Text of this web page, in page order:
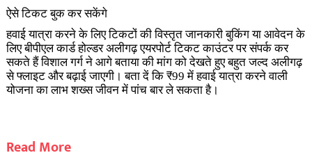
ऐसे टिकट बुक कर सकेंगे
हवाई यात्रा करने के लिए टिकटों की विस्तृत जानकारी बुकिंग या आवेदन के
लिए बीपीएल कार्ड होल्डर अलीगढ़ एयरपोर्ट टिकट काउंटर पर संपर्क कर
सकते हैं विशाल गर्ग ने आगे बताया की मांग को देखते हुए बहुत जल्द अलीगढ़
से फ्लाइट और बढ़ाई जाएगी। बता दें कि ₹99 में हवाई यात्रा करने वाली
योजना का लाभ शख्स जीवन में पांच बार ले सकता है।
Read More